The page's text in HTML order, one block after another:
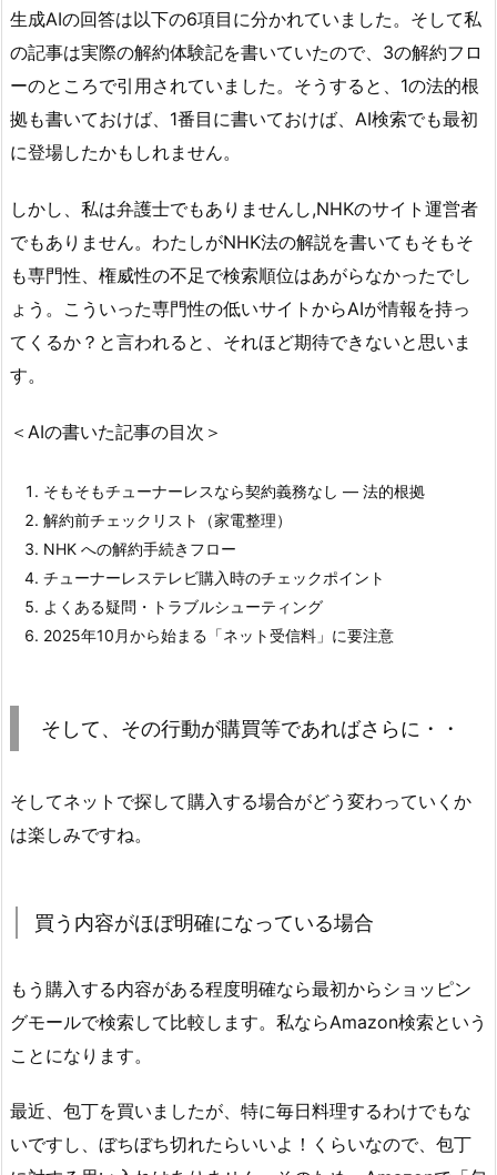
生成AIの回答は以下の6項目に分かれていました。そして私
の記事は実際の解約体験記を書いていたので、3の解約フロ
ーのところで引用されていました。そうすると、1の法的根
拠も書いておけば、1番目に書いておけば、AI検索でも最初
に登場したかもしれません。
しかし、私は弁護士でもありませんし,NHKのサイト運営者
でもありません。わたしがNHK法の解説を書いてもそもそ
も専門性、権威性の不足で検索順位はあがらなかったでし
ょう。こういった専門性の低いサイトからAIが情報を持っ
てくるか？と言われると、それほど期待できないと思いま
す。
＜AIの書いた記事の目次＞
そもそもチューナーレスなら契約義務なし ― 法的根拠
解約前チェックリスト（家電整理）
NHK への解約手続きフロー
チューナーレステレビ購入時のチェックポイント
よくある疑問・トラブルシューティング
2025年10月から始まる「ネット受信料」に要注意
そして、その行動が購買等であればさらに・・
そしてネットで探して購入する場合がどう変わっていくか
は楽しみですね。
買う内容がほぼ明確になっている場合
もう購入する内容がある程度明確なら最初からショッピン
グモールで検索して比較します。私ならAmazon検索という
ことになります。
最近、包丁を買いましたが、特に毎日料理するわけでもな
いですし、ぼちぼち切れたらいいよ！くらいなので、包丁